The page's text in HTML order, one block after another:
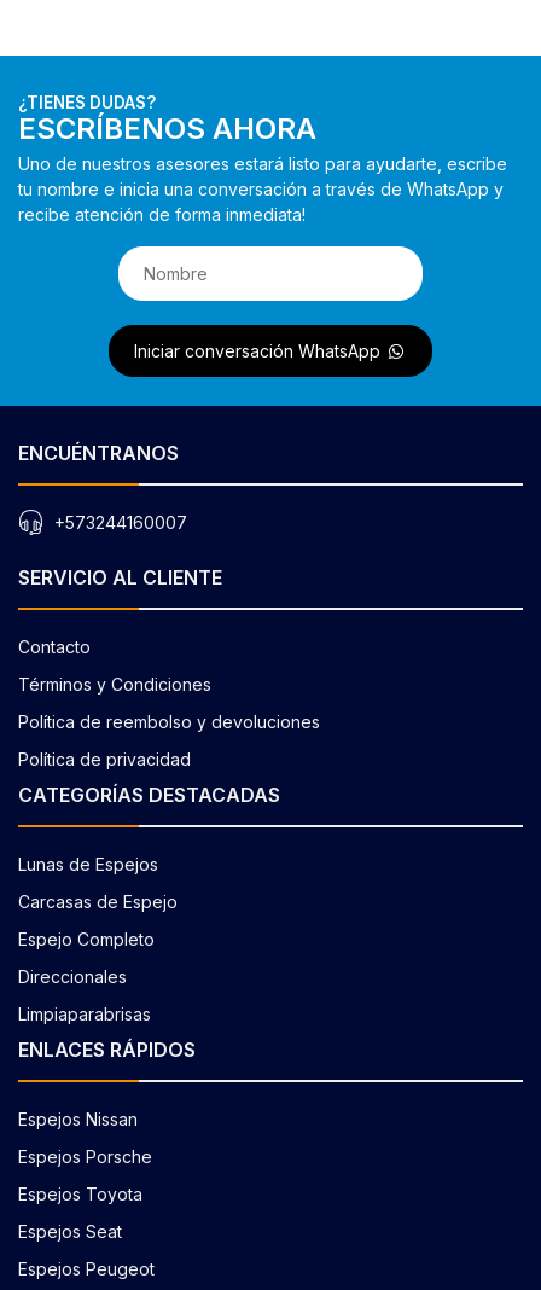
¿TIENES DUDAS?
ESCRÍBENOS AHORA
Uno de nuestros asesores estará listo para ayudarte, escribe
tu nombre e inicia una conversación a través de WhatsApp y
recibe atención de forma inmediata!
Iniciar conversación WhatsApp
ENCUÉNTRANOS
+573244160007
SERVICIO AL CLIENTE
Contacto
Términos y Condiciones
Política de reembolso y devoluciones
Política de privacidad
CATEGORÍAS DESTACADAS
Lunas de Espejos
Carcasas de Espejo
Espejo Completo
Direccionales
Limpiaparabrisas
ENLACES RÁPIDOS
Espejos Nissan
Espejos Porsche
Espejos Toyota
Espejos Seat
Espejos Peugeot